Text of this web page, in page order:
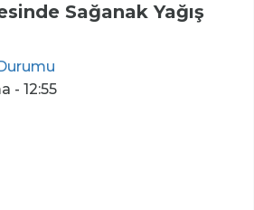
Sağanak Yağış
- 12:55